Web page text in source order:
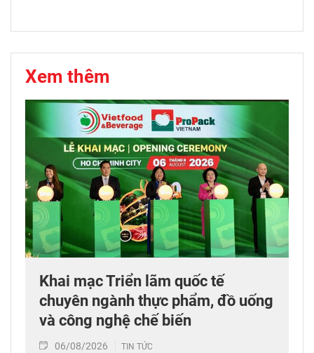
Xem thêm
Khai mạc Triển lãm quốc tế
chuyên ngành thực phẩm, đồ uống
và công nghệ chế biến
06/08/2026 TIN TỨC